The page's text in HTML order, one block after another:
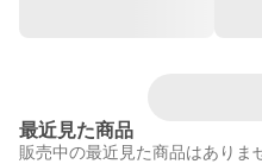
最近見た商品
販売中の最近見た商品はありま